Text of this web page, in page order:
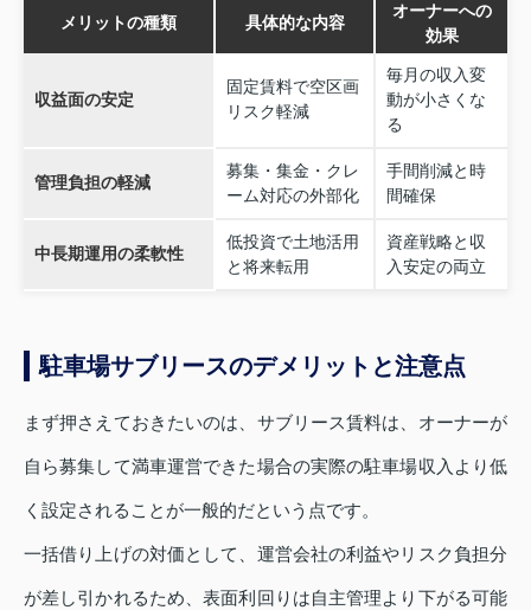
メリットの種類 具体的な内容
オーナーへの
効果
収益面の安定
固定賃料で空区画
リスク軽減
毎月の収入変
動が小さくな
る
管理負担の軽減
募集・集金・クレ
ーム対応の外部化
手間削減と時
間確保
中長期運用の柔軟性
低投資で土地活用
と将来転用
資産戦略と収
入安定の両立
駐車場サブリースのデメリットと注意点
まず押さえておきたいのは、サブリース賃料は、オーナーが
自ら募集して満車運営できた場合の実際の駐車場収入より低
く設定されることが一般的だという点です。
一括借り上げの対価として、運営会社の利益やリスク負担分
が差し引かれるため、表面利回りは自主管理より下がる可能